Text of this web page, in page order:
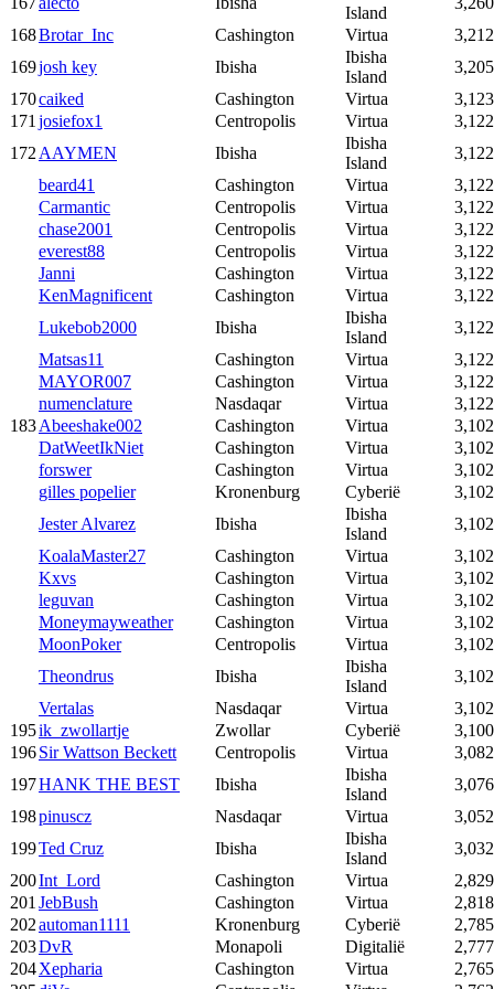
Island
168Brotar_Inc Cashington Virtua
169josh key Ibisha
Ibisha
Island
170caiked Cashington Virtua
171josiefox1 Centropolis Virtua
172AAYMEN Ibisha
Ibisha
Island
beard41
Cashington Virtua
Carmantic
Centropolis Virtua
chase2001
Centropolis Virtua
everest88
Centropolis Virtua
Janni
Cashington Virtua
KenMagnificent
Cashington Virtua
Lukebob2000
Ibisha
Ibisha
Island
Matsas11
Cashington Virtua
MAYOR007
Cashington Virtua
numenclature
Nasdaqar Virtua
183Abeeshake002 Cashington Virtua
DatWeetIkNiet
Cashington Virtua
forswer
Cashington Virtua
gilles popelier
Kronenburg Cyberië
Jester Alvarez
Ibisha
Ibisha
Island
KoalaMaster27
Cashington Virtua
Kxvs
Cashington Virtua
leguvan
Cashington Virtua
Moneymayweather
Cashington Virtua
MoonPoker
Centropolis Virtua
Theondrus
Ibisha
Ibisha
Island
Vertalas
Nasdaqar Virtua
195ik_zwollartje Zwollar Cyberië
196Sir Wattson Beckett Centropolis Virtua
197HANK THE BEST Ibisha
Ibisha
Island
198pinuscz Nasdaqar Virtua
199Ted Cruz Ibisha
Ibisha
Island
200Int_Lord Cashington Virtua
201JebBush Cashington Virtua
202automan1111 Kronenburg Cyberië
203DvR Monapoli Digitalië
204Xepharia Cashington Virtua